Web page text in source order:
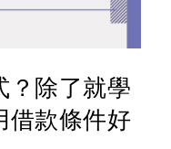
？除了就學
借款條件好